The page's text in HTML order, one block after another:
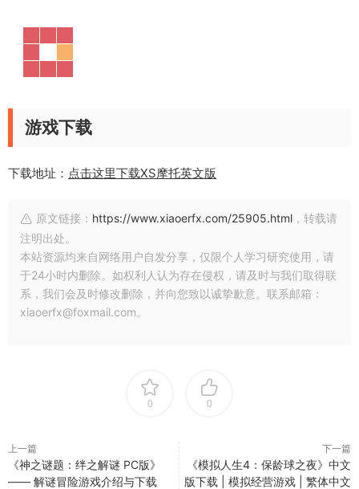
游戏下载
下载地址： 点击这里下载XS摩托英文版
原文链接： https://www.xiaoerfx.com/25905.html ，转载请
注明出处。
本站资源均来自网络用户自发分享，仅限个人学习研究使用，请
于24小时内删除。如权利人认为存在侵权，请及时与我们取得联
系，我们会及时修改删除，并向您致以诚挚歉意。联系邮箱：
xiaoerfx@foxmail.com。
0 0
上一篇
《神之谜题：绊之解谜 PC版》
—— 解谜冒险游戏介绍与下载
下一篇
《模拟人生4：保龄球之夜》中文
版下载 | 模拟经营游戏 | 繁体中文